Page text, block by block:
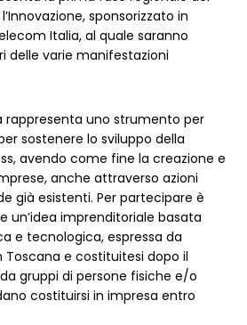
sponsorizzato in
Italia, al quale saranno
delle varie manifestazioni
rappresenta uno strumento per
sostenere lo sviluppo della
avendo come fine la creazione e
anche attraverso azioni
già esistenti. Per partecipare è
un’idea imprenditoriale basata
e tecnologica, espressa da
Toscana e costituitesi dopo il
gruppi di persone fisiche e/o
costituirsi in impresa entro